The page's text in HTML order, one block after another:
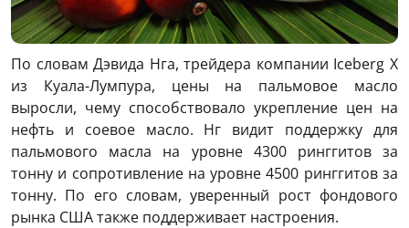
По словам Дэвида Нга, трейдера компании Iceberg X
из Куала-Лумпура, цены на пальмовое масло
выросли, чему способствовало укрепление цен на
нефть и соевое масло. Нг видит поддержку для
пальмового масла на уровне 4300 ринггитов за
тонну и сопротивление на уровне 4500 ринггитов за
тонну. По его словам, уверенный рост фондового
рынка США также поддерживает настроения.